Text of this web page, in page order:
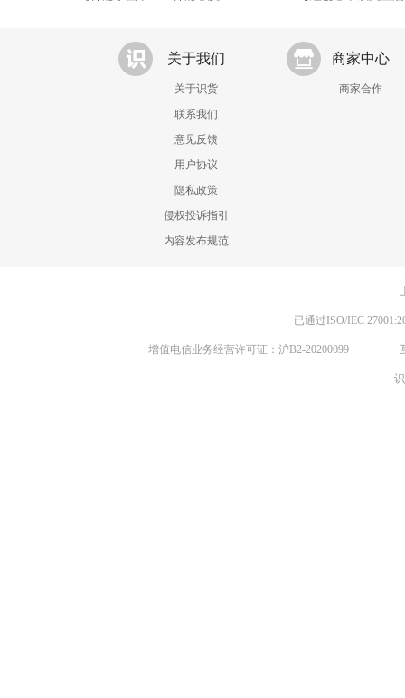
关于我们
关于识货
联系我们
意见反馈
用户协议
隐私政策
侵权投诉指引
内容发布规范
商家中心
商家合作
已通过ISO/IEC
增值电信业务经营许可证：沪B2-20200099